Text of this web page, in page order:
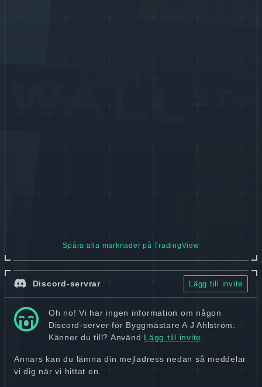
Spåra alla marknader på TradingView
Discord-servrar Lägg till invite
Oh no! Vi har ingen information om någon
Discord-server för Byggmästare A J Ahlström.
Känner du till? Använd Lägg till invite.
Annars kan du lämna din mejladress nedan så meddelar
vi dig när vi hittat en.